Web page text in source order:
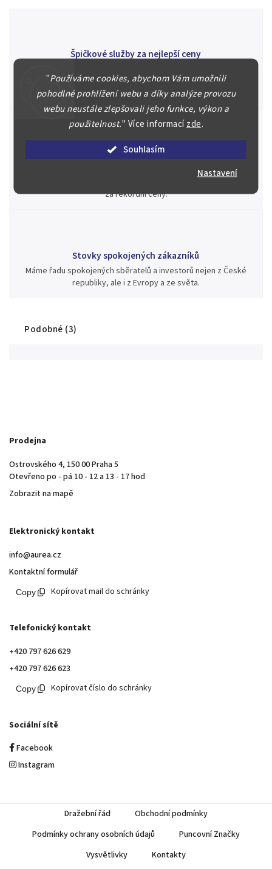
"Používáme cookies, abychom Vám umožnili
pohodlné prohlížení webu a díky analýze provozu
webu neustále zlepšovali jeho funkce, výkon a
použitelnost." Více informacízde.
Souhlasím
Nastavení
Špičkové služby za nejlepší ceny
Posoudíme kvalitu a pravost Vašeho materiálu, prodáme v naší
aukci nebo Vám poradíme kam investovat.
Jsme zde pro Vás nepřetržitě již od roku 2000
Během té doby jsme v našich aukcích prodali významné sbírky i
za rekordní ceny.
Stovky spokojených zákazníků
Máme řadu spokojených sběratelů a investorů nejen z České
republiky, ale i z Evropy a ze světa.
Podobné (3)
Prodejna
Ostrovského 4, 150 00 Praha 5
Otevřeno po - pá 10 - 12 a 13 - 17 hod
Zobrazit na mapě
Elektronický kontakt
info@aurea.cz
Kontaktní formulář
Kopírovat mail do schránky
Telefonický kontakt
+420 797 626 629
+420 797 626 623
Kopírovat číslo do schránky
Sociální sítě
Facebook
Instagram
Dražební řád
Obchodní podmínky
Podmínky ochrany osobních údajů
Puncovní Značky
Vysvětlivky
Kontakty